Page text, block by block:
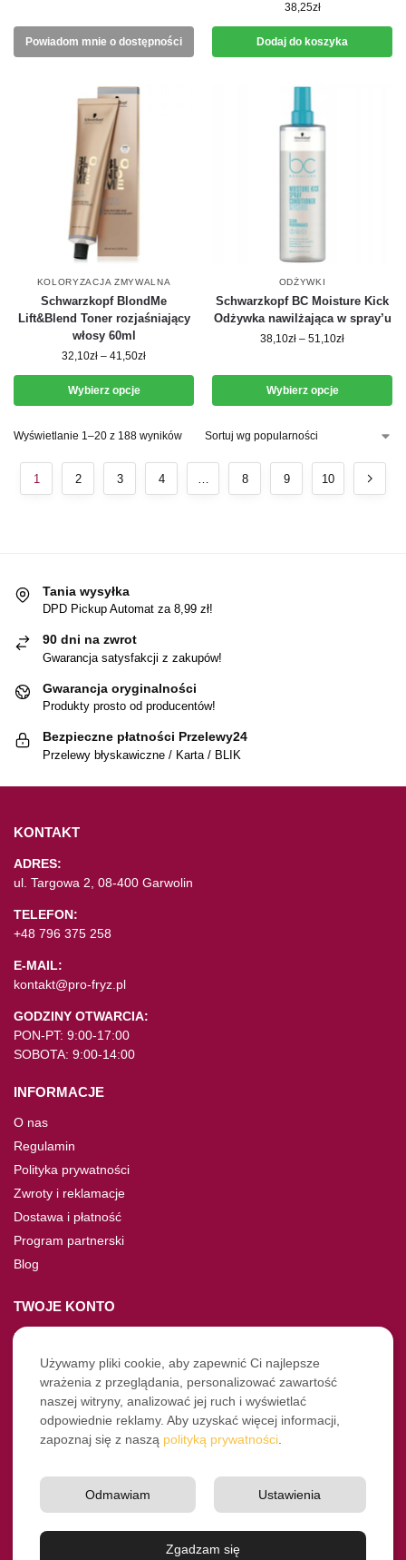
Powiadom mnie o dostępności
38,25zł
Dodaj do koszyka
KOLORYZACJA ZMYWALNA
Schwarzkopf BlondMe
Lift&Blend Toner rozjaśniający
włosy 60ml
32,10zł – 41,50zł
Wybierz opcje
ODŻYWKI
Schwarzkopf BC Moisture Kick
Odżywka nawilżająca w spray’u
38,10zł – 51,10zł
Wybierz opcje
Wyświetlanie 1–20 z 188 wyników
1 2 3 4 … 8 9 10
Tania wysyłka
DPD Pickup Automat za 8,99 zł!
90 dni na zwrot
Gwarancja satysfakcji z zakupów!
Gwarancja oryginalności
Produkty prosto od producentów!
Bezpieczne płatności Przelewy24
Przelewy błyskawiczne / Karta / BLIK
KONTAKT
ADRES:
ul. Targowa 2, 08-400 Garwolin
TELEFON:
+48 796 375 258
E-MAIL:
kontakt@pro-fryz.pl
GODZINY OTWARCIA:
PON-PT: 9:00-17:00
SOBOTA: 9:00-14:00
INFORMACJE
O nas
Regulamin
Polityka prywatności
Zwroty i reklamacje
Dostawa i płatność
Program partnerski
Blog
TWOJE KONTO
Moje konto
Nie pamiętasz hasła?
Twoje zamówienia
NASZE SOCIALE
Instagram
© Pro-Fryz.pl 2021-2026
Używamy pliki cookie, aby zapewnić Ci najlepsze
wrażenia z przeglądania, personalizować zawartość
naszej witryny, analizować jej ruch i wyświetlać
odpowiednie reklamy. Aby uzyskać więcej informacji,
zapoznaj się z naszą polityką prywatności
Zgadzam się
Ustawienia
Odmawiam